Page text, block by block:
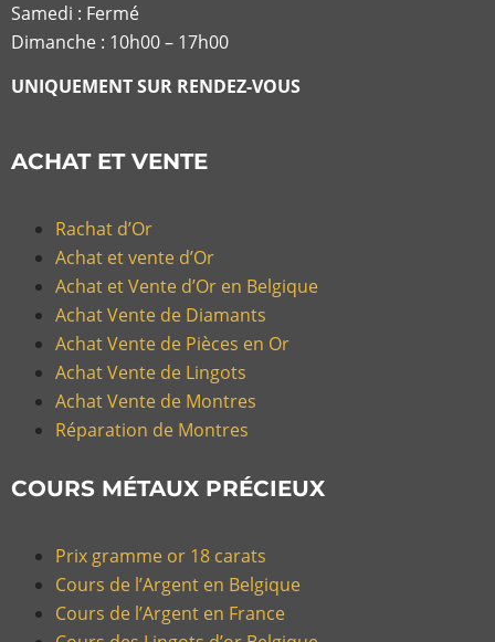
Samedi : Fermé
Dimanche : 10h00 – 17h00
UNIQUEMENT SUR RENDEZ-VOUS
ACHAT ET VENTE
Rachat d’Or
Achat et vente d’Or
Achat et Vente d’Or en Belgique
Achat Vente de Diamants
Achat Vente de Pièces en Or
Achat Vente de Lingots
Achat Vente de Montres
Réparation de Montres
COURS MÉTAUX PRÉCIEUX
Prix gramme or 18 carats
Cours de l’Argent en Belgique
Cours de l’Argent en France